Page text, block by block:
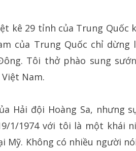
kê 29 tỉnh của Trung Quốc
của Trung Quốc chỉ dừng
Tôi thở phào sung
Nam.
Hải đội Hoàng Sa, nhưng
1/1974 với tôi là một khái
Mỹ. Không có nhiều người